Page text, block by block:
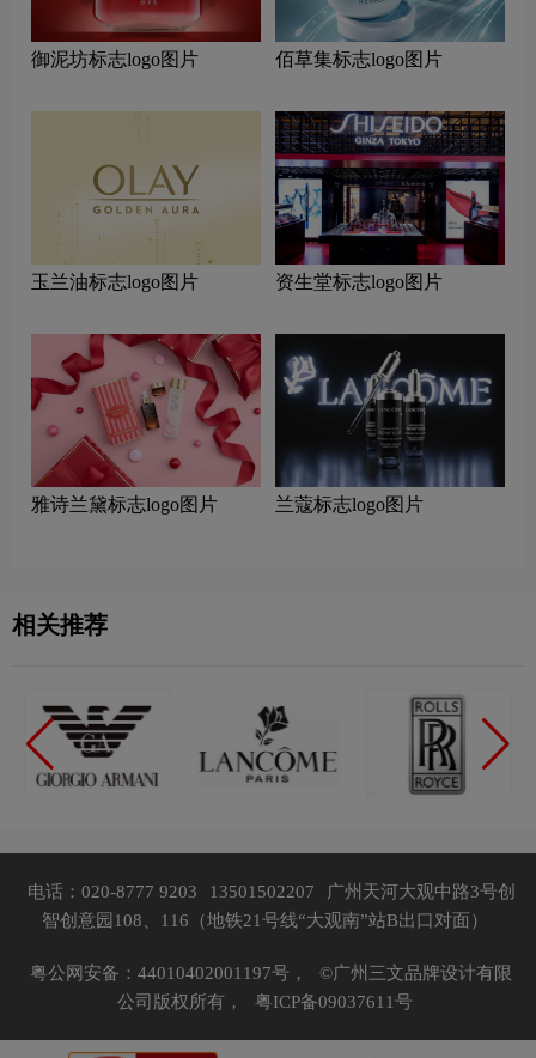
御泥坊标志logo图片 佰草集标志logo图片
玉兰油标志logo图片 资生堂标志logo图片
雅诗兰黛标志logo图片 兰蔻标志logo图片
相关推荐
电话：020-8777 9203 13501502207
广州天河大观中路3号创
智创意园108、116（地铁21号线“大观南”站B出口对面）
粤公网安备：44010402001197号，
©广州三文品牌设计有限
公司版权所有，
粤ICP备09037611号